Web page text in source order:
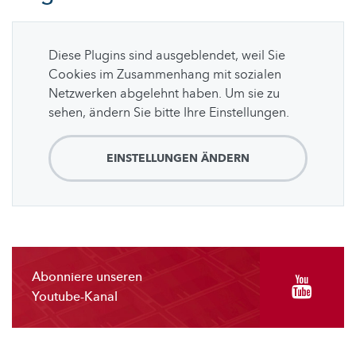
Diese Plugins sind ausgeblendet, weil Sie
Cookies im Zusammenhang mit sozialen
Netzwerken abgelehnt haben. Um sie zu
sehen, ändern Sie bitte Ihre Einstellungen.
EINSTELLUNGEN ÄNDERN
Abonniere unseren
Youtube-Kanal